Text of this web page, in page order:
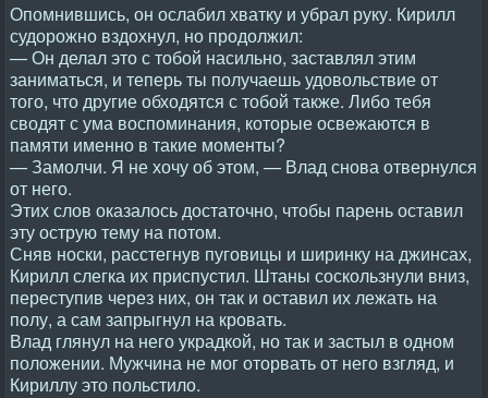
Опомнившись, он ослабил хватку и убрал руку. Кирилл
судорожно вздохнул, но продолжил:
— Он делал это с тобой насильно, заставлял этим
заниматься, и теперь ты получаешь удовольствие от
того, что другие обходятся с тобой также. Либо тебя
сводят с ума воспоминания, которые освежаются в
памяти именно в такие моменты?
— Замолчи. Я не хочу об этом, — Влад снова отвернулся
от него.
Этих слов оказалось достаточно, чтобы парень оставил
эту острую тему на потом.
Сняв носки, расстегнув пуговицы и ширинку на джинсах,
Кирилл слегка их приспустил. Штаны соскользнули вниз,
переступив через них, он так и оставил их лежать на
полу, а сам запрыгнул на кровать.
Влад глянул на него украдкой, но так и застыл в одном
положении. Мужчина не мог оторвать от него взгляд, и
Кириллу это польстило.